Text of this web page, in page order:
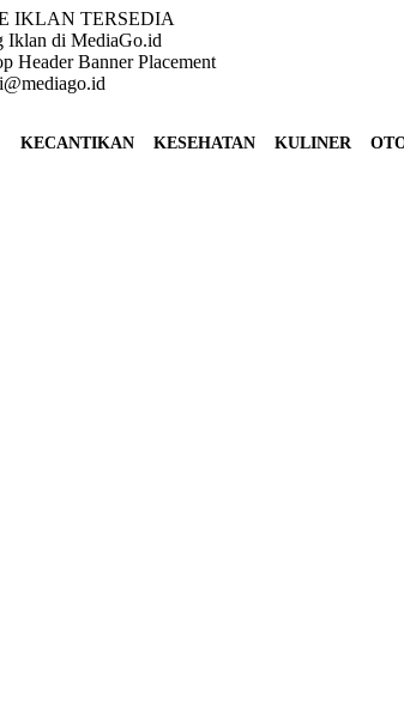
IKLAN TERSEDIA
Iklan di MediaGo.id
Header Banner Placement
KECANTIKAN KESEHATAN KULINER